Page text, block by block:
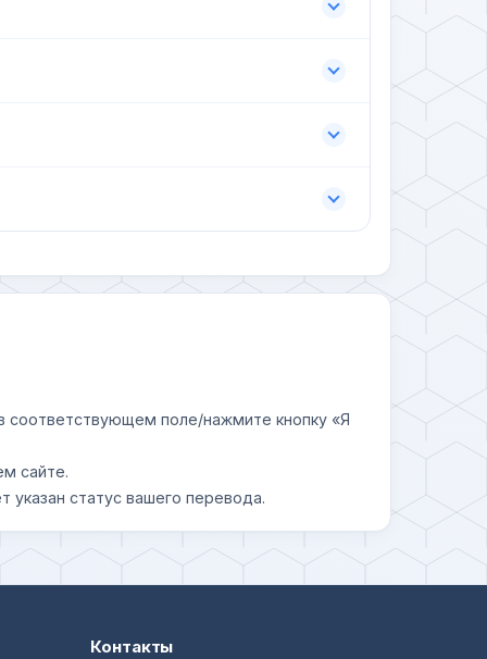
соответствующем поле/нажмите кнопку «Я
сайте.
указан статус вашего перевода.
Контакты